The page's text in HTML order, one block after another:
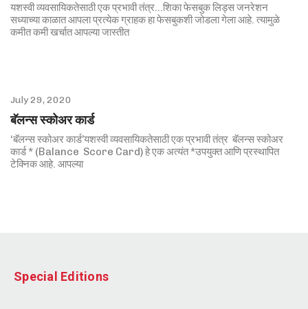
यशस्वी व्यवसायिकतेसाठी एक प्रभावी तंत्र…शिका फेसबुक लिड्स जनरेशन
सध्याच्या काळात आपला प्रत्येक ग्राहक हा फेसबुकशी जोडला गेला आहे. त्यामुळे
कमीत कमी खर्चात आपल्या जास्तीत
July 29, 2020
बॅलन्स स्कोअर कार्ड
‘बॅलन्स स्कोअर कार्ड’यशस्वी व्यवसायिकतेसाठी एक प्रभावी तंत्र बॅलन्स स्कोअर
कार्ड * (Balance Score Card) हे एक अत्यंत *उपयुक्त आणि प्रस्थापित
टेक्निक आहे. आपल्या
Special Editions